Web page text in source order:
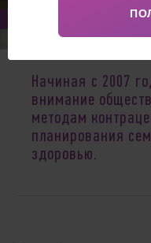
Начиная с 2007
внимание
методам
планирования
здоровью.